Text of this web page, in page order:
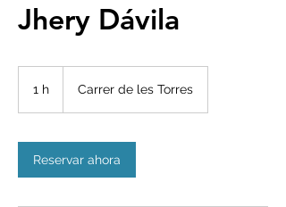
Jhery Dávila
1 h Carrer de les Torres
Reservar ahora